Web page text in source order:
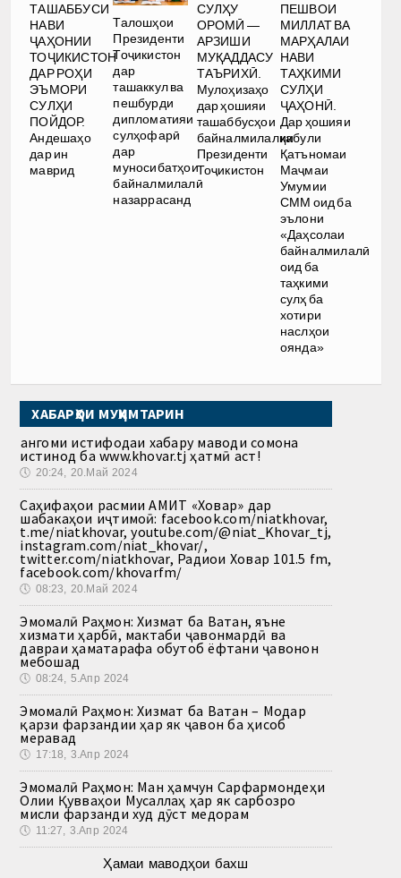
ТАШАББУСИ
НАВИ
ҶАҲОНИИ
ТОҶИКИСТОН
ДАР РОҲИ
ЭЪМОРИ
СУЛҲИ
ПОЙДОР.
Андешаҳо
дар ин
маврид
Талошҳои
Президенти
Тоҷикистон
дар
ташаккул ва
пешбурди
дипломатияи
сулҳофарӣ
дар
муносибатҳои
байналмилалӣ
назаррасанд
СУЛҲУ
ОРОМӢ —
АРЗИШИ
МУҚАДДАСУ
ТАЪРИХӢ.
Мулоҳизаҳо
дар ҳошияи
ташаббусҳои
байналмилалии
Президенти
Тоҷикистон
ПЕШВОИ
МИЛЛАТ ВА
МАРҲАЛАИ
НАВИ
ТАҲКИМИ
СУЛҲИ
ҶАҲОНӢ.
Дар ҳошияи
қабули
Қатъномаи
Маҷмаи
Умумии
СММ оид ба
эълони
«Даҳсолаи
байналмилалӣ
оид ба
таҳкими
сулҳ ба
хотири
наслҳои
оянда»
ХАБАРҲОИ МУҲИМТАРИН
Ҳангоми истифодаи хабару маводи сомона
истинод ба www.khovar.tj ҳатмӣ аст!
🕔 20:24, 20.Май 2024
Саҳифаҳои расмии АМИТ «Ховар» дар
шабакаҳои иҷтимоӣ: facebook.com/niatkhovar,
t.me/niatkhovar, youtube.com/@niat_Khovar_tj,
instagram.com/niat_khovar/,
twitter.com/niatkhovar, Радиои Ховар 101.5 fm,
facebook.com/khovarfm/
🕔 08:23, 20.Май 2024
Эмомалӣ Раҳмон: Хизмат ба Ватан, яъне
хизмати ҳарбӣ, мактаби ҷавонмардӣ ва
давраи ҳаматарафа обутоб ёфтани ҷавонон
мебошад
🕔 08:24, 5.Апр 2024
Эмомалӣ Раҳмон: Хизмат ба Ватан – Модар
қарзи фарзандии ҳар як ҷавон ба ҳисоб
меравад
🕔 17:18, 3.Апр 2024
Эмомалӣ Раҳмон: Ман ҳамчун Сарфармондеҳи
Олии Қувваҳои Мусаллаҳ ҳар як сарбозро
мисли фарзанди худ дӯст медорам
🕔 11:27, 3.Апр 2024
Ҳамаи маводҳои бахш